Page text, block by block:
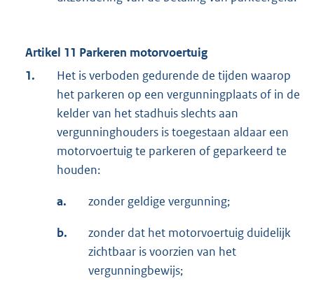
Artikel 11 Parkeren motorvoertuig
1.
Het is verboden gedurende de tijden waarop
het parkeren op een vergunningplaats of in de
kelder van het stadhuis slechts aan
vergunninghouders is toegestaan aldaar een
motorvoertuig te parkeren of geparkeerd te
houden:
a. zonder geldige vergunning;
b.
zonder dat het motorvoertuig duidelijk
zichtbaar is voorzien van het
vergunningbewijs;